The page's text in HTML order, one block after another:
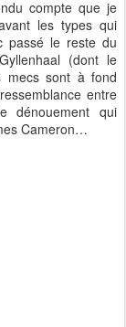
compte que je
les types qui
passé le reste du
(dont le
mecs sont à fond
entre
dénouement qui
Cameron…